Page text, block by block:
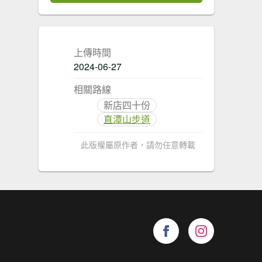
上傳時間
2024-06-27
相關路線
新店四十份
直潭山步道
此版權屬原作者，請勿任意轉載